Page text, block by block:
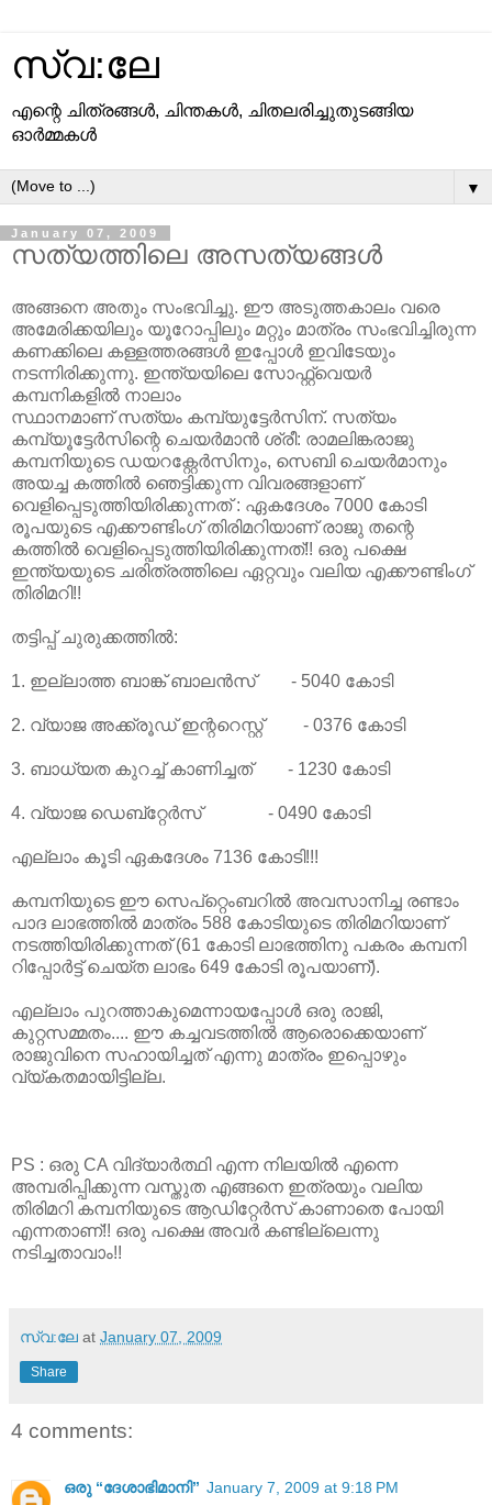
സ്വ:ലേ
എന്റെ ചിത്രങ്ങള്‍, ചിന്തകള്‍, ചിതലരിച്ചുതുടങ്ങിയ
ഓര്‍മ്മകള്‍
▼
January 07, 2009
സത്യത്തിലെ അസത്യങ്ങള്‍
അങ്ങനെ അതും സംഭവിച്ചു. ഈ അടുത്തകാലം വരെ
അമേരിക്കയിലും യൂറോപ്പിലും മറ്റും മാത്രം സംഭവിച്ചിരുന്ന
കണക്കിലെ കള്ളത്തരങ്ങള്‍ ഇപ്പോള്‍ ഇവിടേയും
നടന്നിരിക്കുന്നു. ഇന്ത്യയിലെ സോഫ്റ്റ്‌വെയര്‍
കമ്പനികളില്‍ നാലാം
സ്ഥാനമാണ്‌ സത്യം കമ്പ്യുട്ടേര്‍സിന്‌. സത്യം
കമ്പ്യൂട്ടേര്‍സിന്റെ ചെയര്‍മാന്‍ ശ്രീ: രാമലിങ്കരാജു
കമ്പനിയുടെ ഡയറക്റ്റേര്‍സിനും, സെബി ചെയര്‍മാനും
അയച്ച കത്തില്‍ ഞെട്ടിക്കുന്ന വിവരങ്ങളാണ്‌
വെളിപ്പെടുത്തിയിരിക്കുന്നത്‌ : ഏകദേശം 7000 കോടി
രൂപയുടെ എക്കൗണ്ടിംഗ്‌ തിരിമറിയാണ്‌ രാജു തന്റെ
കത്തില്‍ വെളിപ്പെടുത്തിയിരിക്കുന്നത്‌!! ഒരു പക്ഷെ
ഇന്ത്യയുടെ ചരിത്രത്തിലെ ഏറ്റവും വലിയ എക്കൗണ്ടിംഗ്‌
തിരിമറി!!
തട്ടിപ്പ്‌ ചുരുക്കത്തില്‍:
1. ഇല്ലാത്ത ബാങ്ക്‌ ബാലന്‍സ്‌ - 5040 കോടി
2. വ്യാജ അക്ക്രൂഡ്‌ ഇന്ററെസ്റ്റ്‌ - 0376 കോടി
3. ബാധ്യത കുറച്ച്‌ കാണിച്ചത്‌ - 1230 കോടി
4. വ്യാജ ഡെബ്റ്റേര്‍സ്‌ - 0490 കോടി
എല്ലാം കൂടി ഏകദേശം 7136 കോടി!!!
കമ്പനിയുടെ ഈ സെപ്റ്റെംബറില്‍ അവസാനിച്ച രണ്ടാം
പാദ ലാഭത്തില്‍ മാത്രം 588 കോടിയുടെ തിരിമറിയാണ്‌
നടത്തിയിരിക്കുന്നത്‌ (61 കോടി ലാഭത്തിനു പകരം കമ്പനി
റിപ്പോര്‍ട്ട്‌ ചെയ്ത ലാഭം 649 കോടി രൂപയാണ്‌).
എല്ലാം പുറത്താകുമെന്നായപ്പോള്‍ ഒരു രാജി,
കുറ്റസമ്മതം.... ഈ കച്ചവടത്തില്‍ ആരൊക്കെയാണ്‌
രാജുവിനെ സഹായിച്ചത്‌ എന്നു മാത്രം ഇപ്പൊഴും
വ്യ്കതമായിട്ടില്ല.
PS : ഒരു CA വിദ്യാര്‍ത്ഥി എന്ന നിലയില്‍ എന്നെ
അമ്പരിപ്പിക്കുന്ന വസ്തുത എങ്ങനെ ഇത്രയും വലിയ
തിരിമറി കമ്പനിയുടെ ആഡിറ്റേര്‍സ്‌ കാണാതെ പോയി
എന്നതാണ്‌!! ഒരു പക്ഷെ അവര്‍ കണ്ടില്ലെന്നു
നടിച്ചതാവാം!!
സ്വ:ലേ at January 07, 2009
Share
4 comments:
ഒരു “ദേശാഭിമാനി” January 7, 2009 at 9:18 PM